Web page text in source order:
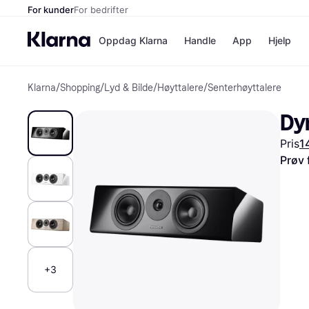
For kunderFor bedrifter
Oppdag Klarna
Betal nå
Betal i 3 deler
Betal innen
Finansiering
Handle
Butikker
App Hjelp
Klarna/Shopping/Lyd & Bilde/Høyttalere/Senterhøyttalere
+3
Pris
Prøv